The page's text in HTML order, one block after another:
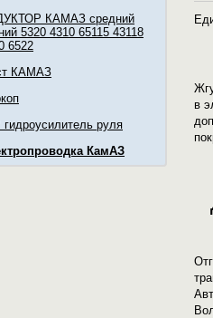
КАМАЗ средний
5320 4310 65115 43118
6522
КАМАЗ
гидроусилитель руля
КамАЗ
в